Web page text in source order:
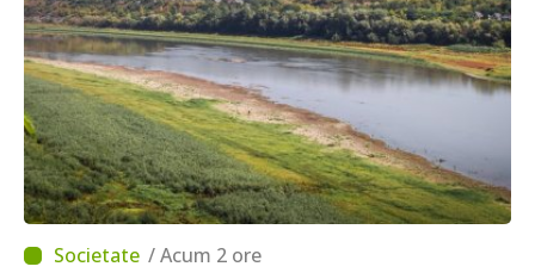
/ Acum 2 ore